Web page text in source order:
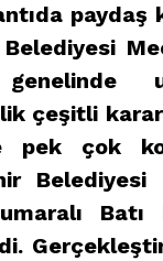
çeşitli
çok